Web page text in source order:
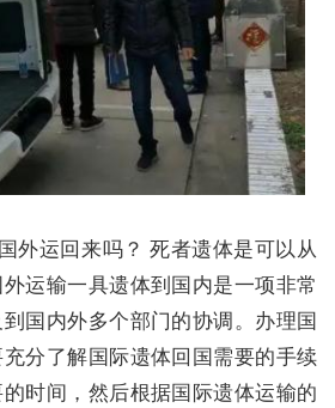
外运回来吗？ 死者遗体是可以从
运输一具遗体到国内是一项非常
国内外多个部门的协调。办理国
分了解国际遗体回国需要的手续
时间，然后根据国际遗体运输的